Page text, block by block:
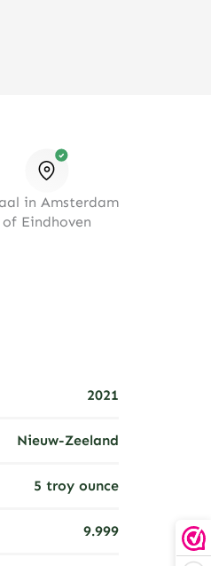
in Amsterdam
of Eindhoven
2021
Nieuw-Zeeland
5 troy ounce
9.999